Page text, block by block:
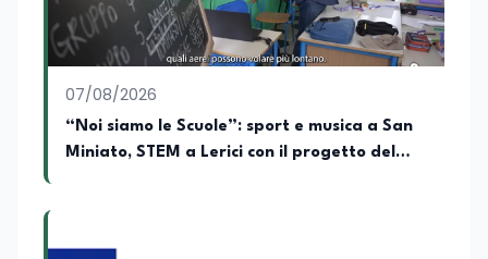
autrice di un libro e appassionata di
editoria, storia e divulgazione. Su
EduNews24.it scrive articoli dedicati ad
istruzione, formazione, cultura e
cambiamenti sociali, con l’obiettivo di
offrire strumenti utili per comprendere la
realtà contemporanea.
07/08/2026
“Noi siamo le Scuole”: sport e musica a San
Miniato, STEM a Lerici con il progetto del